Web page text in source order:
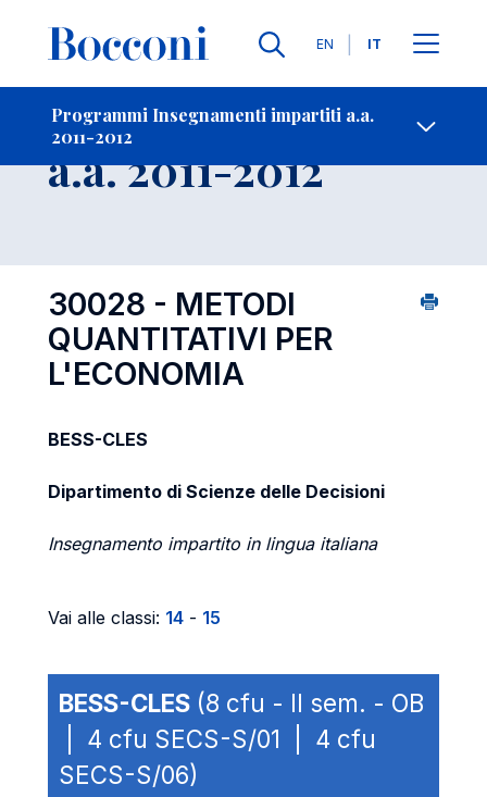
Lingue
EN IT
Programmi Insegnamenti impartiti a.a.
2011-2012
-
Insegnamento
a.a. 2011-2012
30028 - METODI
QUANTITATIVI PER
L'ECONOMIA
BESS-CLES
Dipartimento di Scienze delle Decisioni
Insegnamento impartito in lingua italiana
Vai alle classi: 14 - 15
BESS-CLES (8 cfu - II sem. - OB
| 4 cfu SECS-S/01 | 4 cfu
SECS-S/06)